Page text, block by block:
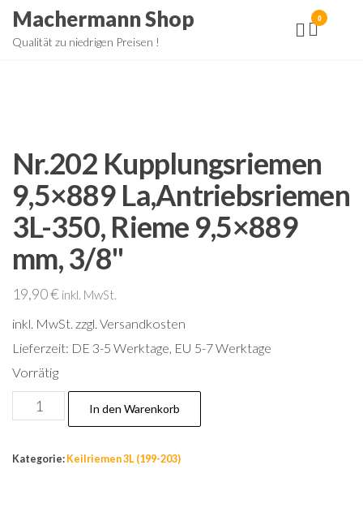
ZumMachermann Shop
Qualität zu niedrigen Preisen !
0
Nr.202 Kupplungsriemen
9,5×889 La,Antriebsriemen
3L-350, Rieme 9,5×889
mm, 3/8"
19,90€ inkl. MwSt.
inkl. MwSt. zzgl. Versandkosten
Lieferzeit: DE 3-5 Werktage, EU 5-7 Werktage
Vorrätig
Nr.202
Kupplungsriemen
La,Antriebsriemen
In den Warenkorb
Kategorie: Keilriemen 3L (199-203)